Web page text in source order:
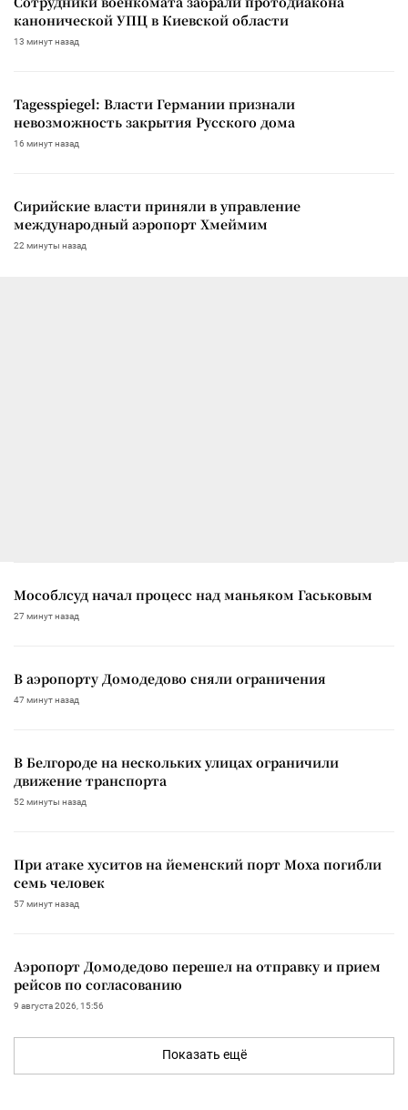
канонической УПЦ в Киевской области
13 минут назад
Tagesspiegel: Власти Германии признали
невозможность закрытия Русского дома
16 минут назад
Сирийские власти приняли в управление
международный аэропорт Хмеймим
22 минуты назад
Мособлсуд начал процесс над маньяком Гаськовым
27 минут назад
В аэропорту Домодедово сняли ограничения
47 минут назад
В Белгороде на нескольких улицах ограничили
движение транспорта
52 минуты назад
При атаке хуситов на йеменский порт Моха погибли
семь человек
57 минут назад
Аэропорт Домодедово перешел на отправку и прием
рейсов по согласованию
9 августа 2026, 15:56
Показать ещё